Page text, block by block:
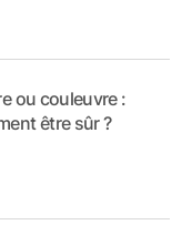
ou couleuvre :
être sûr ?